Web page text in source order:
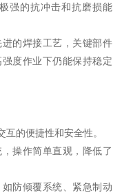
强的抗冲击和抗磨损能
的焊接工艺，关键部件
度作业下仍能保持稳定
的便捷性和安全性。
操作简单直观，降低了
防倾覆系统、紧急制动